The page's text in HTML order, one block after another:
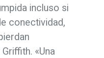
incluso si
conectividad,
«Una